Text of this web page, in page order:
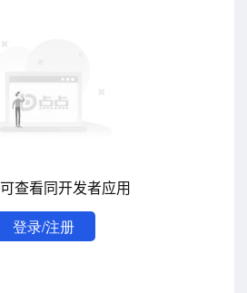
查看同开发者应用
登录/注册